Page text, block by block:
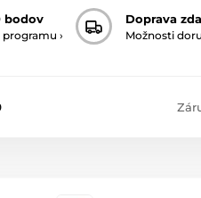
bodov
›
Doprava
Možnosti